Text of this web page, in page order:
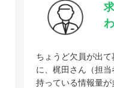
ちょうど欠員が出
に、梶田さん（担当
持っている情報量